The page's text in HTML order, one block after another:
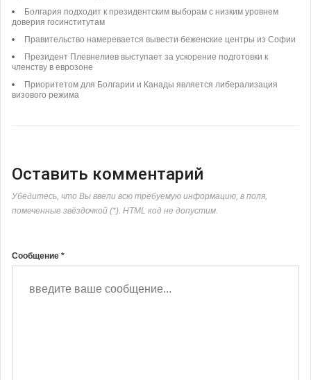
Болгария подходит к президентским выборам с низким уровнем
доверия госинститутам
Правительство намеревается вывести беженские центры из Софии
Президент Плевнелиев выступает за ускорение подготовки к
членству в еврозоне
Приоритетом для Болгарии и Канады является либерализация
визового режима
Оставить комментарий
Убедитесь, что Вы ввели всю требуемую информацию, в поля,
помеченные звёздочкой (*). HTML код не допустим.
Сообщение *